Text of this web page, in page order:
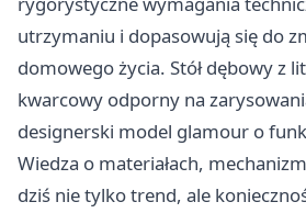
utrzymaniu i dopasowują się do
domowego życia. Stół dębowy z
kwarcowy odporny na
designerski model glamour o
Wiedza o materiałach,
dziś nie tylko trend, ale